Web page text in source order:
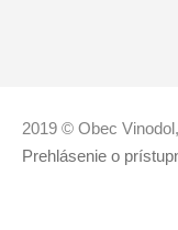
2019 © Obec
Prehlásenie o